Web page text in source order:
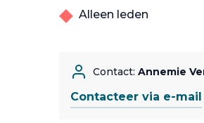
Alleen leden
Contact: Annemie
Contacteer via e-mail